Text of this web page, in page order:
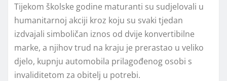
Tijekom školske godine maturanti su sudjelovali u
humanitarnoj akciji kroz koju su svaki tjedan
izdvajali simboličan iznos od dvije konvertibilne
marke, a njihov trud na kraju je prerastao u veliko
djelo, kupnju automobila prilagođenog osobi s
invaliditetom za obitelj u potrebi.